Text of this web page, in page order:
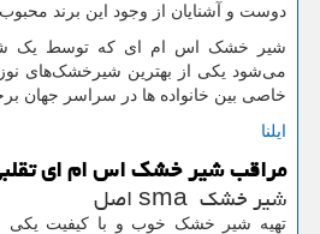
دوست و آشنایان از وجود این برند
شیر خشک اس ام ای که توسط یک
می‌شود یکی از بهترین شیرخشک‌های
خاصی بین خانواده ها در سراسر جهان
ایلنا
مراقب شیر خشک اس ام ای
شیر خشک smaاصل
تهیه شیر خشک خوب و با کیفیت